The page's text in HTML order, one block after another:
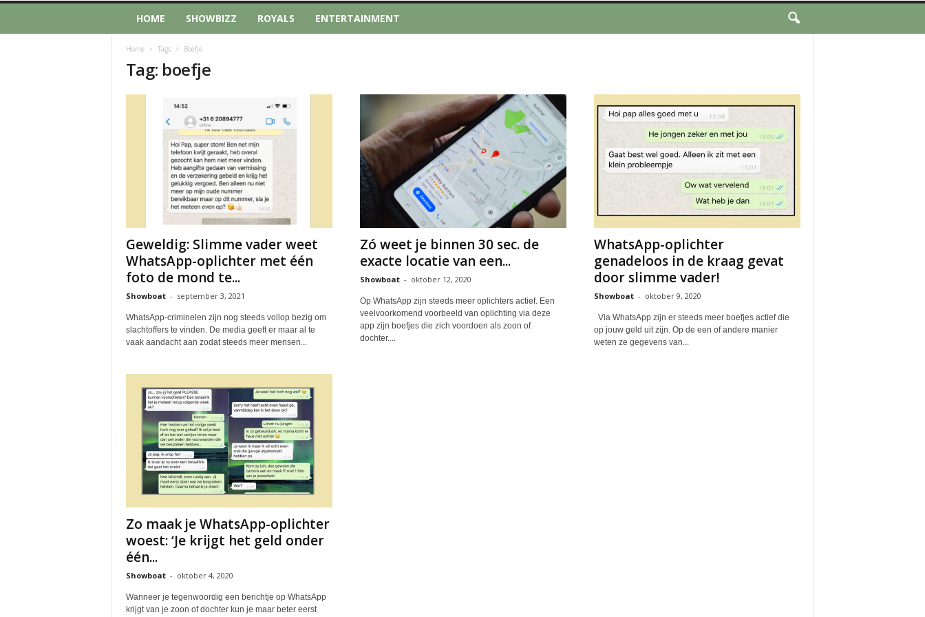
HOME SHOWBIZZ ROYALS ENTERTAINMENT
Home Tags Boefje
Tag: boefje
Geweldig: Slimme vader weet
WhatsApp-oplichter met één
foto de mond te...
Showboat - september 3, 2021
WhatsApp-criminelen zijn nog steeds vollop bezig om
slachtoffers te vinden. De media geeft er maar al te
vaak aandacht aan zodat steeds meer mensen...
Zó weet je binnen 30 sec. de
exacte locatie van een...
Showboat - oktober 12, 2020
Op WhatsApp zijn steeds meer oplichters actief. Een
veelvoorkomend voorbeeld van oplichting via deze
app zijn boefjes die zich voordoen als zoon of
dochter....
WhatsApp-oplichter
genadeloos in de kraag gevat
door slimme vader!
Showboat - oktober 9, 2020
Via WhatsApp zijn er steeds meer boefjes actief die
op jouw geld uit zijn. Op de een of andere manier
weten ze gegevens van...
Zo maak je WhatsApp-oplichter
woest: ‘Je krijgt het geld onder
één...
Showboat - oktober 4, 2020
Wanneer je tegenwoordig een berichtje op WhatsApp
krijgt van je zoon of dochter kun je maar beter eerst